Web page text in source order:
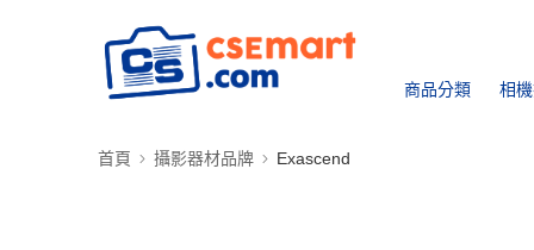
商品分類 相
首頁 攝影器材品牌 Exascend